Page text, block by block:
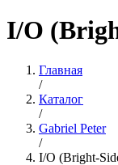
I/O
Главная
/
Каталог
/
Gabriel Peter
/
I/O (Bright-